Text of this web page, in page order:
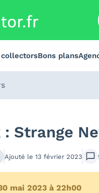
Bons plans
: Strange
Ajouté le 13 février 2023
mai 2023 à 22h00